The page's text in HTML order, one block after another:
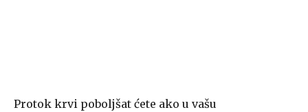
Protok krvi poboljšat ćete ako u vašu